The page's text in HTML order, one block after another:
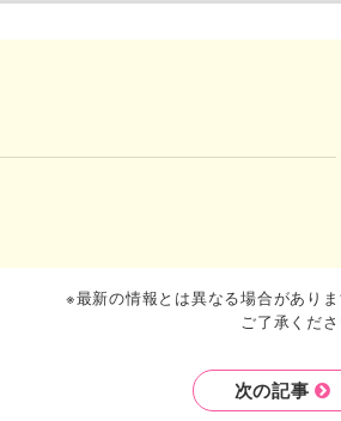
※最新の情報とは異なる場合がありま
ご了承くださ
次の記事